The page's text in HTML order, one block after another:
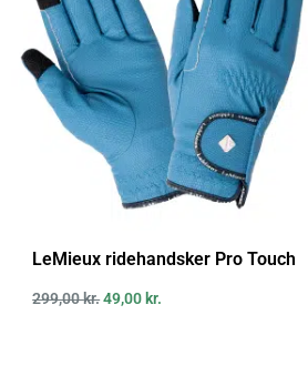
LeMieux ridehandsker Pro Touch
299,00kr.49,00 kr.